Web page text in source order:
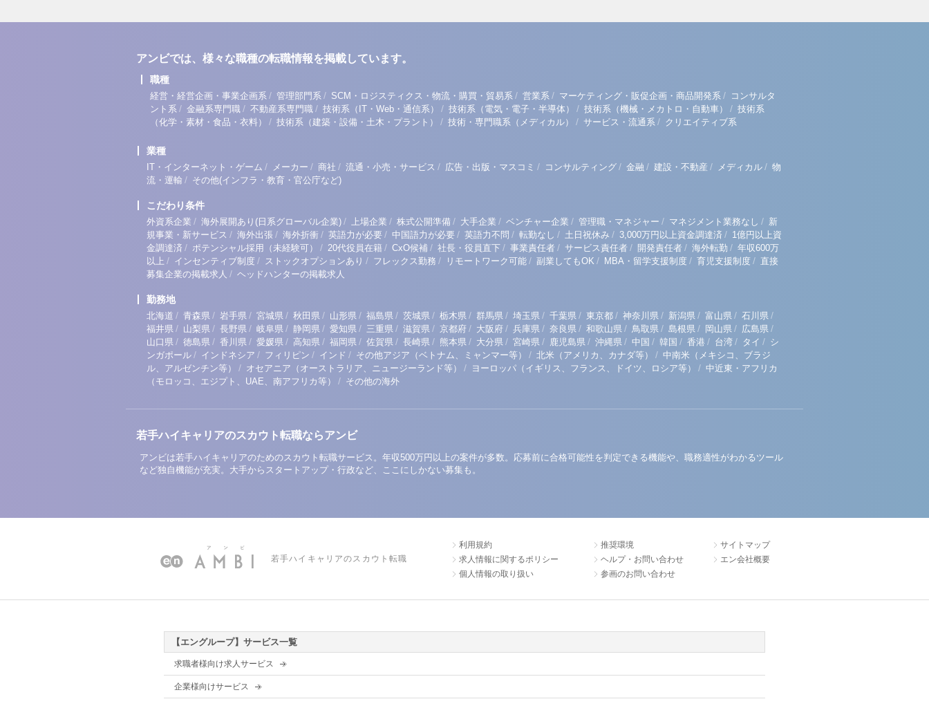
アンビでは、様々な職種の転職情報を掲載しています。
職種
経営・経営企画・事業企画系 / 管理部門系 / SCM・ロジスティクス・物流・購買・貿易系 / 営業系 / マーケティング・販促企画・商品開発系 / コンサルタ
ント系 / 金融系専門職 / 不動産系専門職 / 技術系（IT・Web・通信系） / 技術系（電気・電子・半導体） / 技術系（機械・メカトロ・自動車） / 技術系
（化学・素材・食品・衣料）
/ 技術系（建築・設備・土木・プラント） / 技術・専門職系（メディカル） / サービス・流通系 / クリエイティブ系
業種
IT・インターネット・ゲーム / メーカー / 商社 / 流通・小売・サービス / 広告・出版・マスコミ / コンサルティング / 金融 / 建設・不動産 / メディカル / 物
流・運輸 / その他(インフラ・教育・官公庁など)
こだわり条件
外資系企業 / 海外展開あり(日系グローバル企業) / 上場企業 / 株式公開準備 / 大手企業 / ベンチャー企業 / 管理職・マネジャー / マネジメント業務なし / 新
規事業・新サービス / 海外出張 / 海外折衝 / 英語力が必要 / 中国語力が必要 / 英語力不問 / 転勤なし / 土日祝休み / 3,000万円以上資金調達済 / 1億円以上資
金調達済 / ポテンシャル採用（未経験可） / 20代役員在籍 / CxO候補 / 社長・役員直下 / 事業責任者 / サービス責任者 / 開発責任者 / 海外転勤 / 年収600万
以上 / インセンティブ制度 / ストックオプションあり / フレックス勤務 / リモートワーク可能 / 副業してもOK / MBA・留学支援制度 / 育児支援制度 / 直接
募集企業の掲載求人 / ヘッドハンターの掲載求人
勤務地
北海道 / 青森県 / 岩手県 / 宮城県 / 秋田県 / 山形県 / 福島県 / 茨城県 / 栃木県 / 群馬県 / 埼玉県 / 千葉県 / 東京都 / 神奈川県 / 新潟県 / 富山県 / 石川県 /
福井県 / 山梨県 / 長野県 / 岐阜県 / 静岡県 / 愛知県 / 三重県 / 滋賀県 / 京都府 / 大阪府 / 兵庫県 / 奈良県 / 和歌山県 / 鳥取県 / 島根県 / 岡山県 / 広島県 /
山口県 / 徳島県 / 香川県 / 愛媛県 / 高知県 / 福岡県 / 佐賀県 / 長崎県 / 熊本県 / 大分県 / 宮崎県 / 鹿児島県 / 沖縄県 / 中国 / 韓国 / 香港 / 台湾 / タイ / シ
ンガポール / インドネシア / フィリピン / インド / その他アジア（ベトナム、ミャンマー等） / 北米（アメリカ、カナダ等） / 中南米（メキシコ、ブラジ
ル、アルゼンチン等）
/ オセアニア（オーストラリア、ニュージーランド等） / ヨーロッパ（イギリス、フランス、ドイツ、ロシア等） / 中近東・アフリカ
（モロッコ、エジプト、UAE、南アフリカ等）
/ その他の海外
若手ハイキャリアのスカウト転職ならアンビ
アンビは若手ハイキャリアのためのスカウト転職サービス。年収500万円以上の案件が多数。応募前に合格可能性を判定できる機能や、職務適性がわかるツール
など独自機能が充実。大手からスタートアップ・行政など、ここにしかない募集も。
若手ハイキャリアのスカウト転職
利用規約
求人情報に関するポリシー
個人情報の取り扱い
推奨環境
ヘルプ・お問い合わせ
参画のお問い合わせ
サイトマップ
エン会社概要
【エングループ】サービス一覧
求職者様向け求人サービス
企業様向けサービス